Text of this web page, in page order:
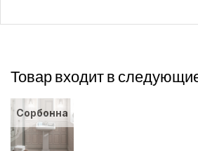
Товар входит в
Сорбонна